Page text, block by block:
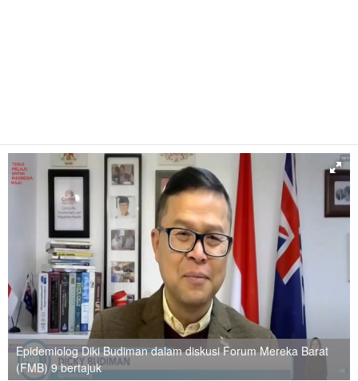
Epidemiolog Diki Budiman dalam diskusi Forum Mereka Barat
(FMB) 9 bertajuk